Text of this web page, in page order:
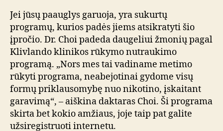
Jei jūsų paauglys garuoja, yra sukurtų
programų, kurios padės jiems atsikratyti šio
įpročio. Dr. Choi padeda daugeliui žmonių pagal
Klivlando klinikos rūkymo nutraukimo
programą. „Nors mes tai vadiname metimo
rūkyti programa, neabejotinai gydome visų
formų priklausomybę nuo nikotino, įskaitant
garavimą“, – aiškina daktaras Choi. Ši programa
skirta bet kokio amžiaus, joje taip pat galite
užsiregistruoti internetu.